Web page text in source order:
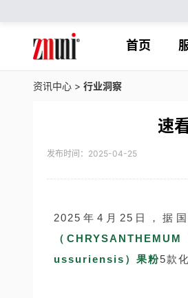
首页
资讯中心 > 行业洞察
速
发布时间：2025-04-25
2025年4月25日，据
（
ussuriensis）果粉5款